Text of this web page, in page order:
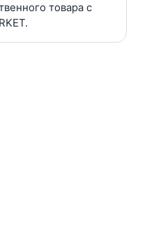
товара с